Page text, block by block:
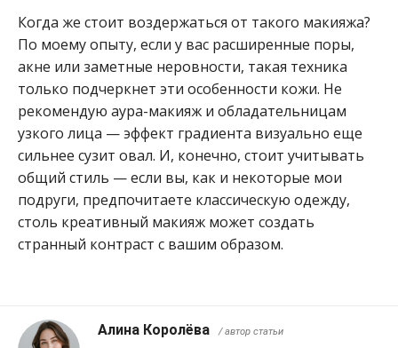
Когда же стоит воздержаться от такого макияжа?
По моему опыту, если у вас расширенные поры,
акне или заметные неровности, такая техника
только подчеркнет эти особенности кожи. Не
рекомендую аура-макияж и обладательницам
узкого лица — эффект градиента визуально еще
сильнее сузит овал. И, конечно, стоит учитывать
общий стиль — если вы, как и некоторые мои
подруги, предпочитаете классическую одежду,
столь креативный макияж может создать
странный контраст с вашим образом.
Алина Королёва / автор статьи